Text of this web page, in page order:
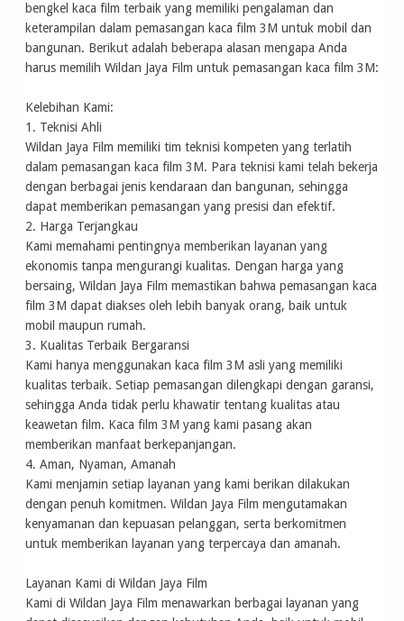
bengkel kaca film terbaik yang memiliki pengalaman dan
keterampilan dalam pemasangan kaca film 3M untuk mobil dan
bangunan. Berikut adalah beberapa alasan mengapa Anda
harus memilih Wildan Jaya Film untuk pemasangan kaca film 3M:
Kelebihan Kami:
1. Teknisi Ahli
Wildan Jaya Film memiliki tim teknisi kompeten yang terlatih
dalam pemasangan kaca film 3M. Para teknisi kami telah bekerja
dengan berbagai jenis kendaraan dan bangunan, sehingga
dapat memberikan pemasangan yang presisi dan efektif.
2. Harga Terjangkau
Kami memahami pentingnya memberikan layanan yang
ekonomis tanpa mengurangi kualitas. Dengan harga yang
bersaing, Wildan Jaya Film memastikan bahwa pemasangan kaca
film 3M dapat diakses oleh lebih banyak orang, baik untuk
mobil maupun rumah.
3. Kualitas Terbaik Bergaransi
Kami hanya menggunakan kaca film 3M asli yang memiliki
kualitas terbaik. Setiap pemasangan dilengkapi dengan garansi,
sehingga Anda tidak perlu khawatir tentang kualitas atau
keawetan film. Kaca film 3M yang kami pasang akan
memberikan manfaat berkepanjangan.
4. Aman, Nyaman, Amanah
Kami menjamin setiap layanan yang kami berikan dilakukan
dengan penuh komitmen. Wildan Jaya Film mengutamakan
kenyamanan dan kepuasan pelanggan, serta berkomitmen
untuk memberikan layanan yang terpercaya dan amanah.
Layanan Kami di Wildan Jaya Film
Kami di Wildan Jaya Film menawarkan berbagai layanan yang